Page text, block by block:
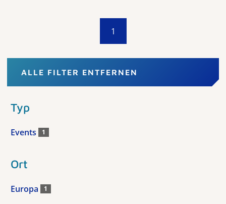
1
ALLE FILTER ENTFERNEN
Typ
Events 1
Ort
Europa 1